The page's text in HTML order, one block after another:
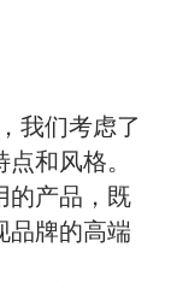
我们考虑了
和风格。
的产品，既
品牌的高端